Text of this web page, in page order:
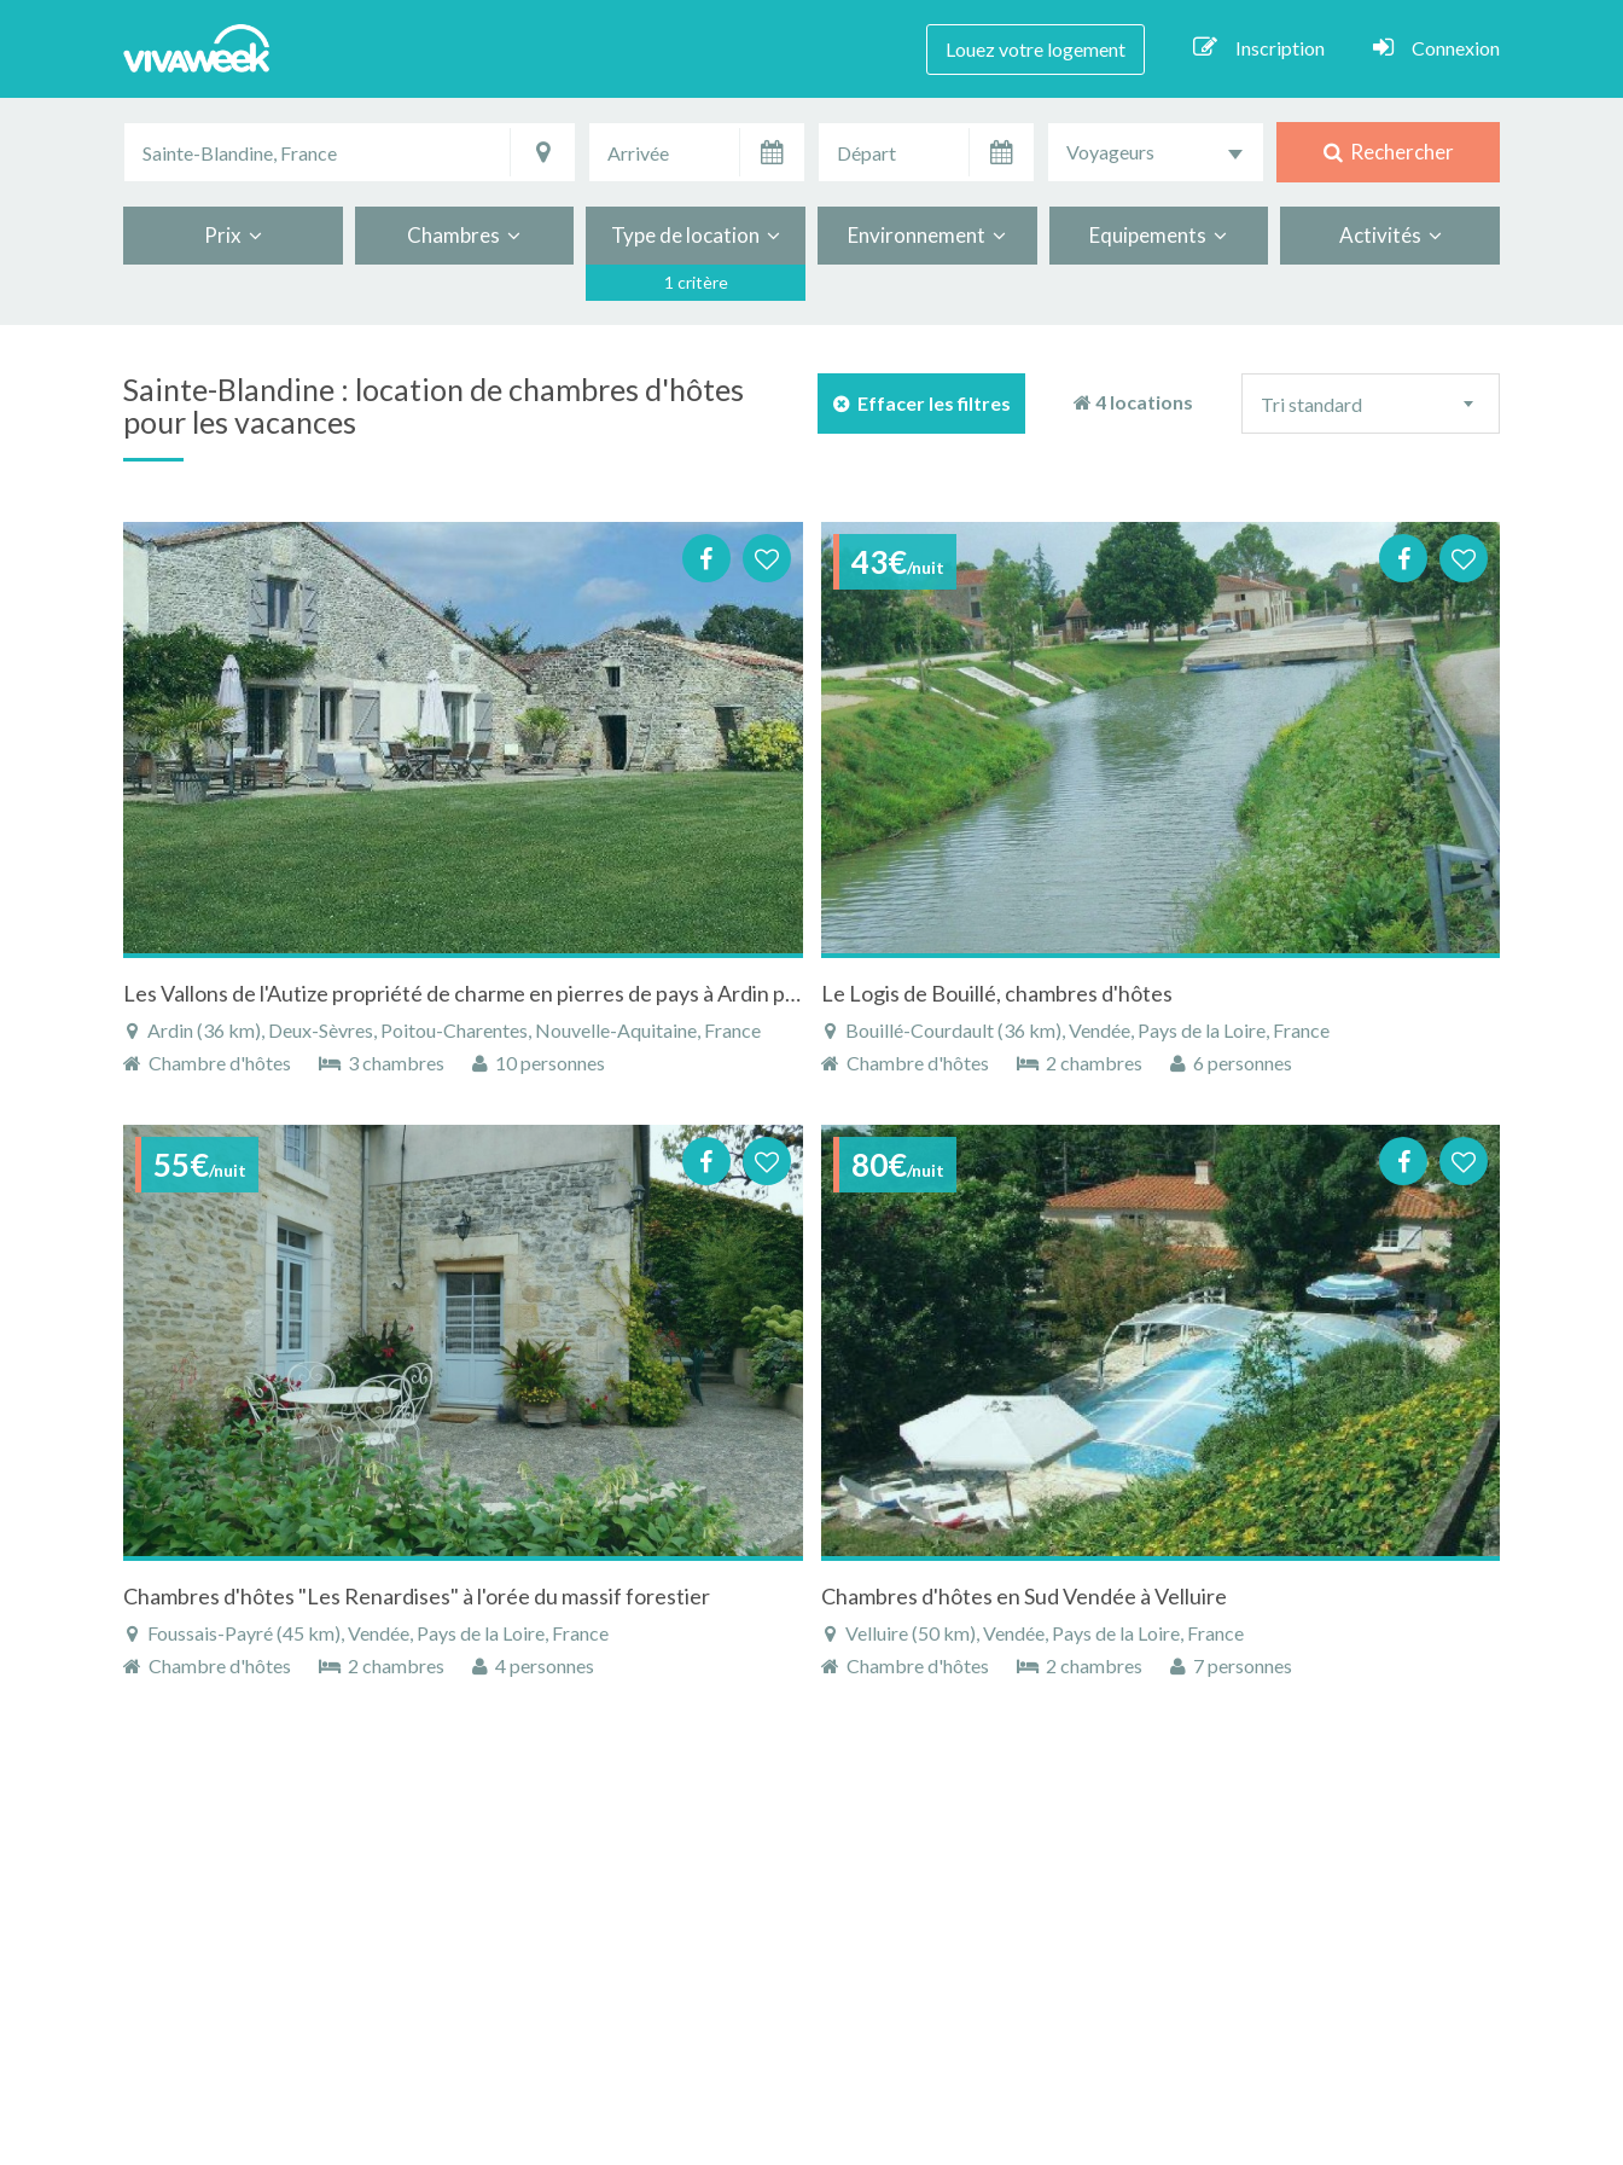
Louez votre logement Inscription Connexion
Voyageurs Rechercher
Prix Chambres Type de location
1 critère
Environnement Equipements Activités
Sainte-Blandine : location de chambres d'hôtes
pour les vacances
Effacer les filtres 4 locations
tri
Tri standard
Les Vallons de l'Autize propriété de charme en pierres de pays à Ardin proche du Marais Poitevin
Ardin (36 km), Deux-Sèvres, Poitou-Charentes, Nouvelle-Aquitaine, France
Chambre d'hôtes
3 chambres 10 personnes
43€/nuit
Le Logis de Bouillé, chambres d'hôtes
Bouillé-Courdault (36 km), Vendée, Pays de la Loire, France
Chambre d'hôtes
2 chambres 6 personnes
55€/nuit
Chambres d'hôtes "Les Renardises" à l'orée du massif forestier
Foussais-Payré (45 km), Vendée, Pays de la Loire, France
Chambre d'hôtes
2 chambres 4 personnes
80€/nuit
Chambres d'hôtes en Sud Vendée à Velluire
Velluire (50 km), Vendée, Pays de la Loire, France
Chambre d'hôtes
2 chambres 7 personnes